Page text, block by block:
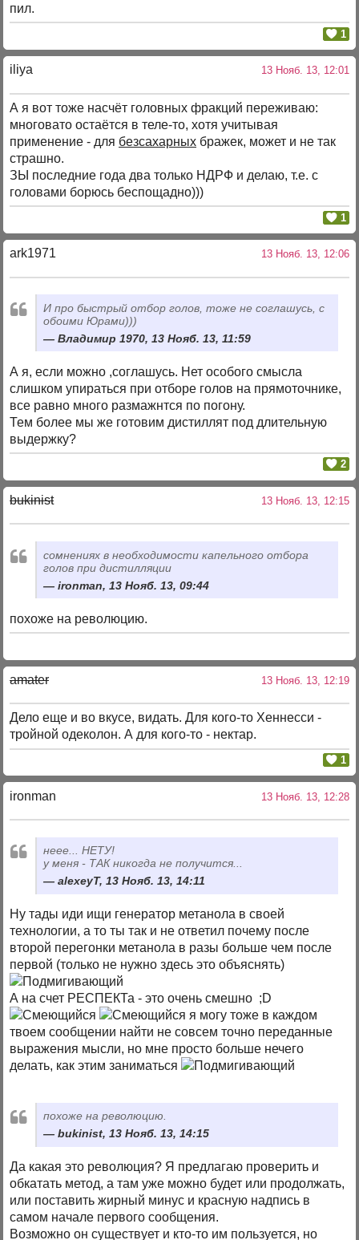
пил.
1
iliya 13 Нояб. 13, 12:01
А я вот тоже насчёт головных фракций переживаю:
многовато остаётся в теле-то, хотя учитывая
применение - для безсахарных бражек, может и не так
страшно.
ЗЫ последние года два только НДРФ и делаю, т.е. с
головами борюсь беспощадно)))
1
ark1971 13 Нояб. 13, 12:06
И про быстрый отбор голов, тоже не соглашусь, с
обоими Юрами)))
Владимир 1970, 13 Нояб. 13, 11:59
А я, если можно ,соглашусь. Нет особого смысла
слишком упираться при отборе голов на прямоточнике,
все равно много размажнтся по погону.
Тем более мы же готовим дистиллят под длительную
выдержку?
2
bukinist 13 Нояб. 13, 12:15
сомнениях в необходимости капельного отбора
голов при дистилляции
ironman, 13 Нояб. 13, 09:44
похоже на революцию.
amater 13 Нояб. 13, 12:19
Дело еще и во вкусе, видать. Для кого-то Хеннесси -
тройной одеколон. А для кого-то - нектар.
1
ironman 13 Нояб. 13, 12:28
неее... НЕТУ!
у меня - ТАК никогда не получится...
alexeyT, 13 Нояб. 13, 14:11
Ну тады иди ищи генератор метанола в своей
технологии, а то ты так и не ответил почему после
второй перегонки метанола в разы больше чем после
первой (только не нужно здесь это объяснять)
А на счет РЕСПЕКТа - это очень смешно ;D
я могу тоже в каждом
твоем сообщении найти не совсем точно переданные
выражения мысли, но мне просто больше нечего
делать, как этим заниматься
похоже на революцию.
bukinist, 13 Нояб. 13, 14:15
Да какая это революция? Я предлагаю проверить и
обкатать метод, а там уже можно будет или продолжать,
или поставить жирный минус и красную надпись в
самом начале первого сообщения.
Возможно он существует и кто-то им пользуется, но